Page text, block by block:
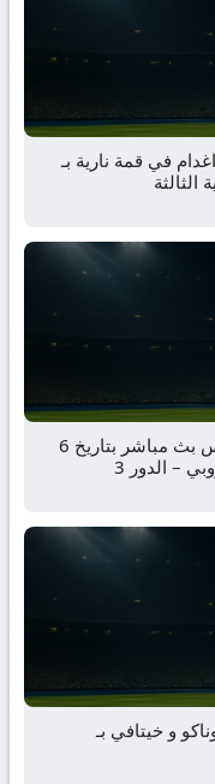
في قمة نارية بـ
الثالثة
مباراة ريد بول سالزبورغ و أيه.أي. بافوس بث مباشر بتاريخ 6
و خيتافي بـ